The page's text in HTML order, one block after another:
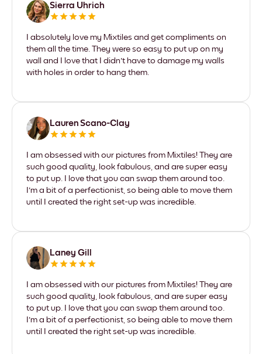
Sierra Uhrich
I absolutely love my Mixtiles and get compliments on
them all the time. They were so easy to put up on my
wall and I love that I didn't have to damage my walls
with holes in order to hang them.
Lauren Scano-Clay
I am obsessed with our pictures from Mixtiles! They are
such good quality, look fabulous, and are super easy
to put up. I love that you can swap them around too.
I'm a bit of a perfectionist, so being able to move them
until I created the right set-up was incredible.
Laney Gill
I am obsessed with our pictures from Mixtiles! They are
such good quality, look fabulous, and are super easy
to put up. I love that you can swap them around too.
I'm a bit of a perfectionist, so being able to move them
until I created the right set-up was incredible.